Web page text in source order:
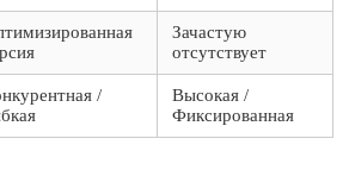
Зачастую
отсутствует
/
Высокая /
Фиксированная